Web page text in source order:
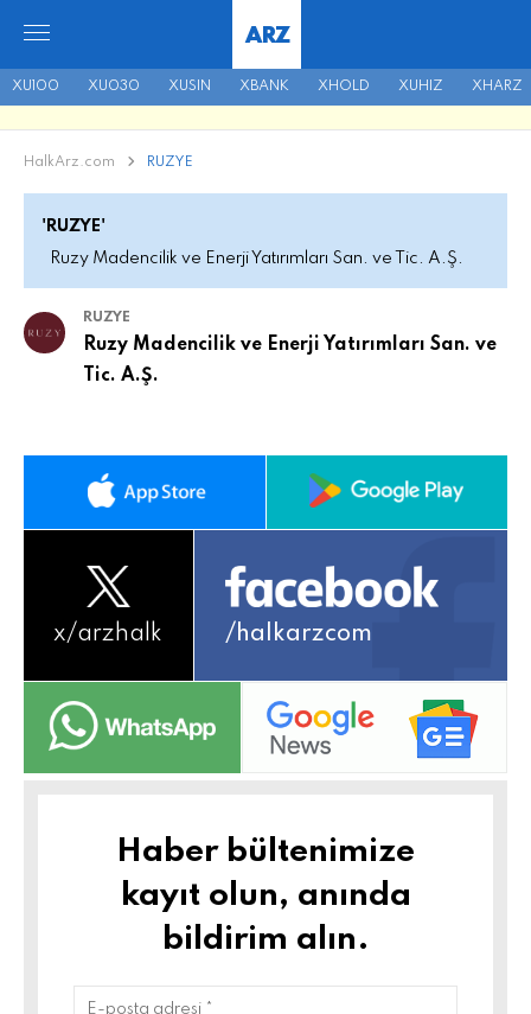
XU100 XU030 XUSIN XBANK XHOLD XUHIZ XHARZ
ARZ
HalkArz.com RUZYE
'RUZYE'
Ruzy Madencilik ve Enerji Yatırımları San. ve Tic. A.Ş.
RUZYE
Ruzy Madencilik ve Enerji Yatırımları San. ve
Tic. A.Ş.
x/arzhalk /halkarzcom
Haber bültenimize
kayıt olun, anında
bildirim alın.